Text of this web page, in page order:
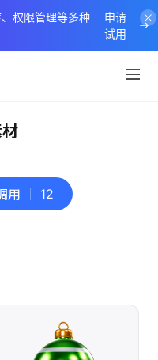
权限管理等多种
申请
试用
用 12